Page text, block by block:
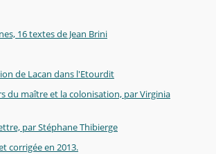
16 textes de Jean Brini
de Lacan dans l'Etourdit
du maître et la colonisation, par Virginia
par Stéphane Thibierge
corrigée en 2013.